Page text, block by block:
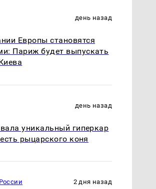
день назад
Европы становятся
Париж будет выпускать
день назад
уникальный гиперкар
рыцарского коня
2 дня назад